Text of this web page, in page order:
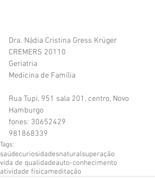
Dra. Nádia Cristina Gress Krüger
CREMERS 20110
Geriatria
Medicina de Família
Rua Tupi, 951 sala 201, centro, Novo
Hamburgo
fones: 30652429
981868339
Tags:
saúdecuriosidadesnaturalsuperação
vida de qualidadeauto-conhecimento
atividade físicameditação